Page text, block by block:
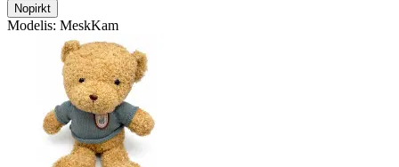
Nopirkt
Modelis: MeskKam